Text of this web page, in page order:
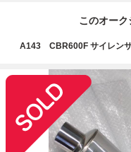
このオー
A143 CBR600F サイレン